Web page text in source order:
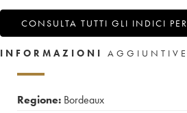
CONSULTA TUTTI GLI INDICI
INFORMAZIONI AGGIUNTIVE
Regione: Bordeaux